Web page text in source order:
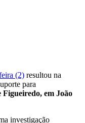
(2) resultou na
para
Figueiredo, em João
investigação